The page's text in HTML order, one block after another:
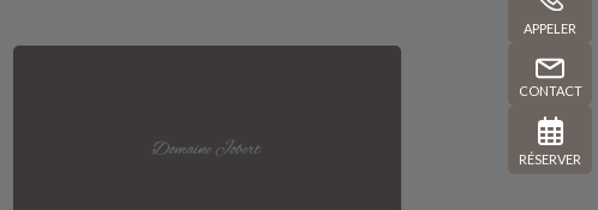
APPELER
CONTACT
RÉSERVER